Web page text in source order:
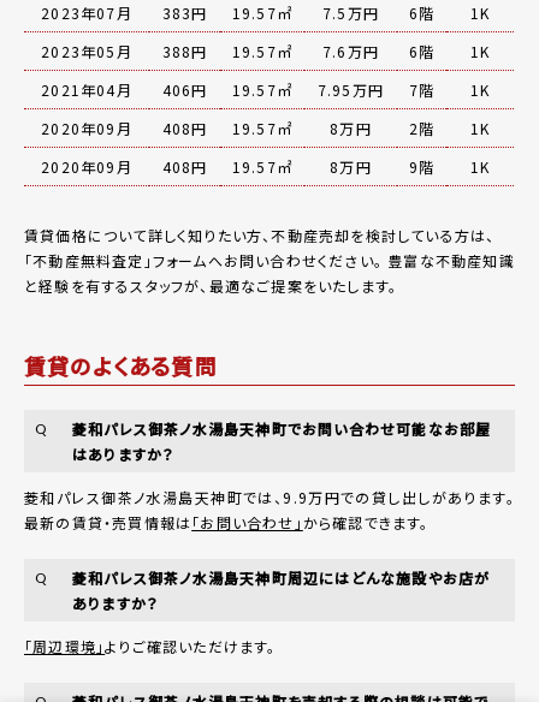
2023年07月
383円 19.57㎡ 7.5万円 6階
1K
2023年05月
388円 19.57㎡ 7.6万円 6階
1K
2021年04月
406円 19.57㎡ 7.95万円 7階
1K
2020年09月
408円 19.57㎡ 8万円 2階
1K
2020年09月
408円 19.57㎡ 8万円 9階 1K
賃貸価格について詳しく知りたい方、不動産売却を検討している方は、
「不動産無料査定 」フォームへお問い合わせください。 豊富な不動産知識
と経験を有するスタッフが、最適なご提案をいたします。
賃貸のよくある質問
Q
菱和パレス御茶ノ水湯島天神町でお問い合わせ可能なお部屋
はありますか？
菱和パレス御茶ノ水湯島天神町では、9.9万円での貸し出しがあります。
最新の賃貸・売買情報は「お問い合わせ」 から確認できます。
Q
菱和パレス御茶ノ水湯島天神町周辺にはどんな施設やお店が
ありますか？
「周辺環境」よりご確認いただけます。